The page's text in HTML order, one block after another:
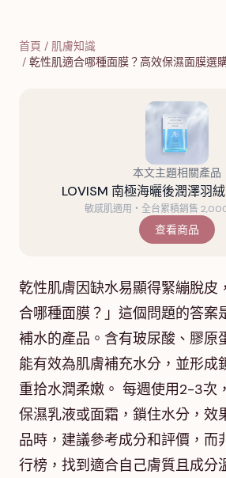
首頁 / 肌膚知識
/ 乾性肌適合哪種面膜？高效保濕面膜選
本文主題相關產品
LOVISM 南極海曬後潤澤羽
敏感肌適用・全台累積銷售
查看商品
乾性肌膚因缺水易顯得緊繃脫皮
合哪種面膜？」這個問題的答案
補水的產品。含有玻尿酸、膠原
能有效為肌膚補充水分，並形成
重拾水潤柔嫩。 每週使用2-3次
保濕乳液或面霜，鎖住水分，效
品時，建議參考成分和評價，而
行榜，找到適合自己膚質且成分